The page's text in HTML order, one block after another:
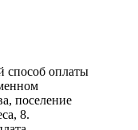
способ оплаты
поселение
8.